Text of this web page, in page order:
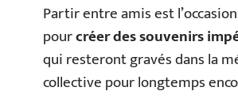
Partir entre amis est
pourcréer des souvenirs
qui resteront gravés dans la
collective pour longtemps